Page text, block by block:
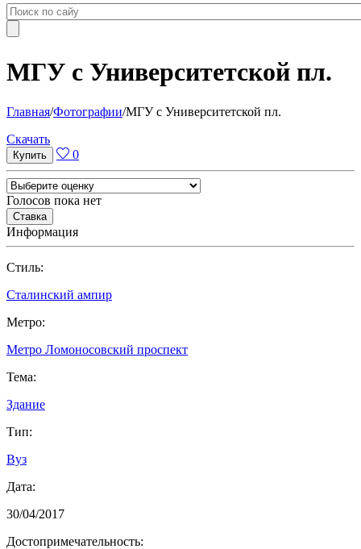
МГУ с Университетской пл.
Главная/Фотографии/МГУ с Университетской пл.
Cкачать
0
Голосов пока нет
Информация
Cтиль:
Сталинский ампир
Метро:
Метро Ломоносовский проспект
Тема:
Здание
Тип:
Вуз
Дата:
30/04/2017
Достопримечательность: